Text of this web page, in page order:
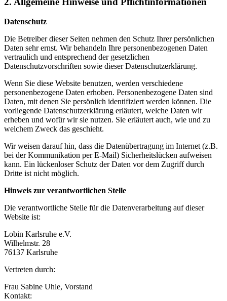
Datenschutz
Die Betreiber dieser Seiten nehmen den Schutz Ihrer persönlichen
Daten sehr ernst. Wir behandeln Ihre personenbezogenen Daten
vertraulich und entsprechend der gesetzlichen
Datenschutzvorschriften sowie dieser Datenschutzerklärung.
Wenn Sie diese Website benutzen, werden verschiedene
personenbezogene Daten erhoben. Personenbezogene Daten sind
Daten, mit denen Sie persönlich identifiziert werden können. Die
vorliegende Datenschutzerklärung erläutert, welche Daten wir
erheben und wofür wir sie nutzen. Sie erläutert auch, wie und zu
welchem Zweck das geschieht.
Wir weisen darauf hin, dass die Datenübertragung im Internet (z.B.
bei der Kommunikation per E-Mail) Sicherheitslücken aufweisen
kann. Ein lückenloser Schutz der Daten vor dem Zugriff durch
Dritte ist nicht möglich.
Hinweis zur verantwortlichen Stelle
Die verantwortliche Stelle für die Datenverarbeitung auf dieser
Website ist:
Lobin Karlsruhe e.V.
Wilhelmstr. 28
76137 Karlsruhe
Vertreten durch:
Frau Sabine Uhle, Vorstand
Kontakt: